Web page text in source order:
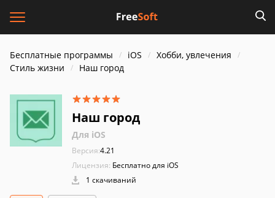
Бесплатные программы iOS
Хобби, увлечения
Стиль жизни
Наш город
Наш город
Для iOS
Версия:4.21
Лицензия: Бесплатно для iOS
1 скачиваний